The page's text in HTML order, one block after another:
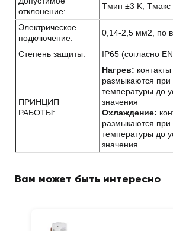
отклонение:
Tмин ±3 K; Tмакс
Электрическое
подключение:
0,14-2,5 мм2, по
Степень защиты: IP65 (согласно
ПРИНЦИП
РАБОТЫ:
Нагрев:
размыкаются при
температуры до
значения
Охлаждение:
размыкаются при
температуры до
значения
Вам может быть интересно